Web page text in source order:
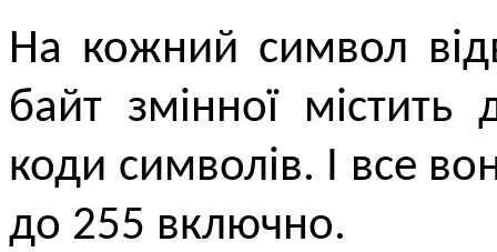
На кожний символ
байт змінної
коди символів. І все
до 255 включно.